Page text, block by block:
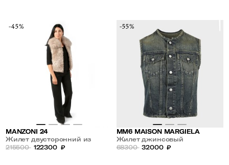
-45%
MANZONI 24
Жилет двусторонний из
овчины
215500 122300 ₽
-55%
MM6 MAISON MARGIELA
Жилет джинсовый
68300 32000 ₽